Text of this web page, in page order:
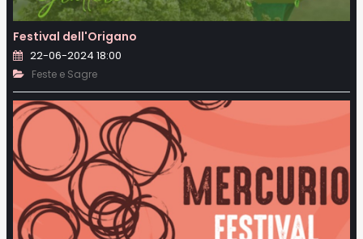
Festival dell'Origano
22-06-2024 18:00
Feste e Sagre